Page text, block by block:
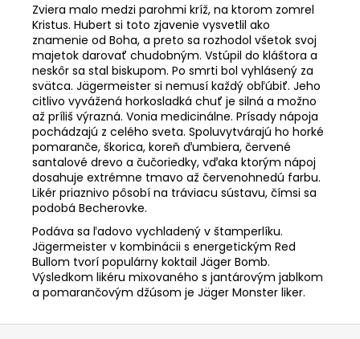
Zviera malo medzi parohmi kríž, na ktorom zomrel
Kristus. Hubert si toto zjavenie vysvetlil ako
znamenie od Boha, a preto sa rozhodol všetok svoj
majetok darovať chudobným. Vstúpil do kláštora a
neskôr sa stal biskupom. Po smrti bol vyhlásený za
svätca. Jägermeister si nemusí každý obľúbiť. Jeho
citlivo vyvážená horkosladká chuť je silná a možno
až príliš výrazná. Vonia medicinálne. Prísady nápoja
pochádzajú z celého sveta. Spoluvytvárajú ho horké
pomaranče, škorica, koreň ďumbiera, červené
santalové drevo a čučoriedky, vďaka ktorým nápoj
dosahuje extrémne tmavo až červenohnedú farbu.
Likér priaznivo pôsobí na tráviacu sústavu, čímsi sa
podobá Becherovke.
Podáva sa ľadovo vychladený v štamperlíku.
Jägermeister v kombinácii s energetickým Red
Bullom tvorí populárny koktail Jäger Bomb.
Výsledkom likéru mixovaného s jantárovým jablkom
a pomarančovým džúsom je Jäger Monster liker.
Z